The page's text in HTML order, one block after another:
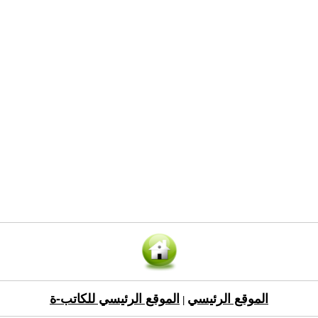
الموقع الرئيسي الموقع الرئيسي للكاتب-ة